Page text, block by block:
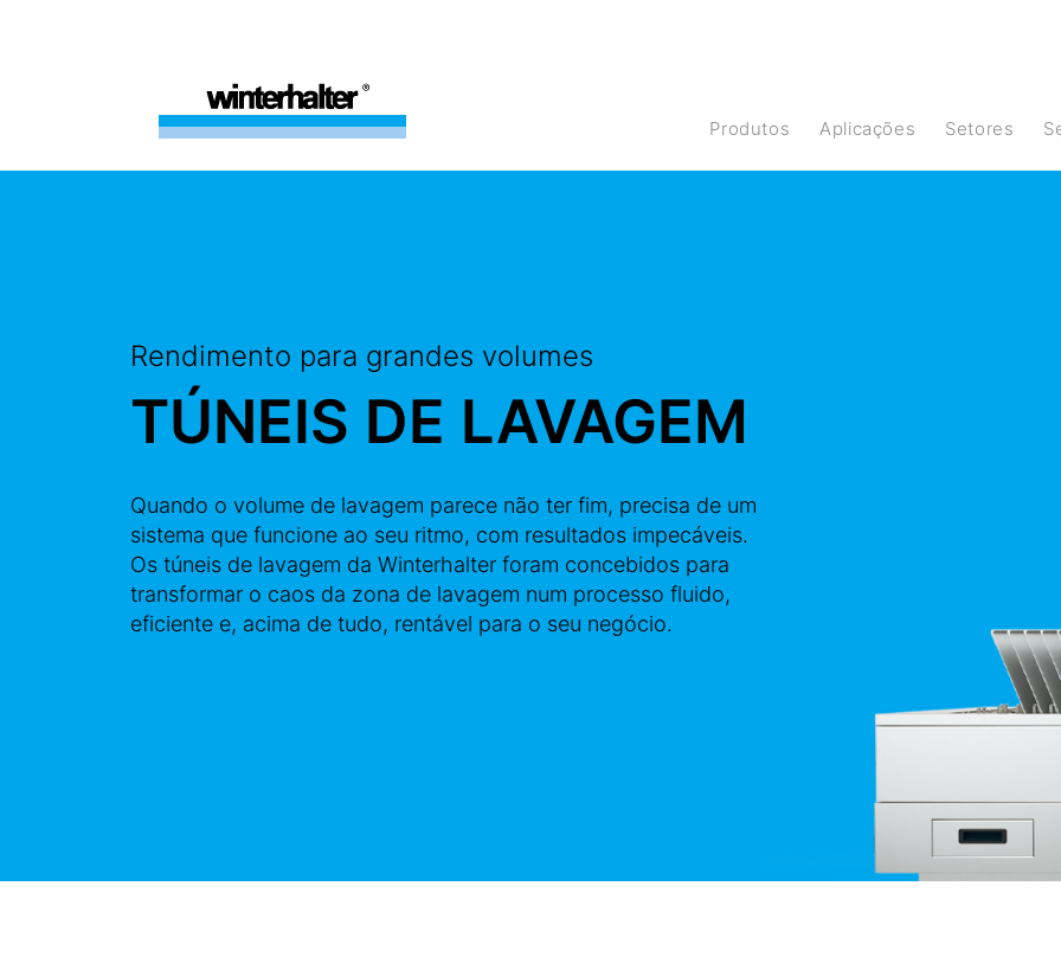
Produtos Aplicações Setores
Rendimento para grandes volumes
TÚNEIS DE LAVAGEM
Quando o volume de lavagem parece não ter fim, precisa de um
sistema que funcione ao seu ritmo, com resultados impecáveis.
Os túneis de lavagem da Winterhalter foram concebidos para
transformar o caos da zona de lavagem num processo fluido,
eficiente e, acima de tudo, rentável para o seu negócio.